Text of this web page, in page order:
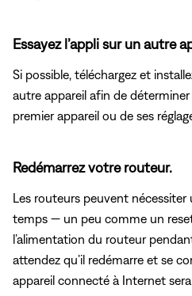
Essayez l’appli sur un autre
Si possible, téléchargez et
autre appareil afin de
premier appareil ou de ses
Redémarrez votre routeur.
Les routeurs peuvent nécessiter
temps — un peu comme un
l’alimentation du routeur
attendez qu’il redémarre et se
appareil connecté à Internet